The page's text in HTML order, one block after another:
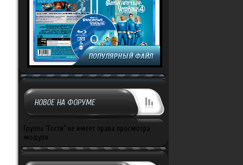
НОВОЕ НА ФОРУМЕ
Группа "Гости" не имеет права просмотра
модуля